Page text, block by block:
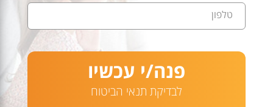
טלפון
פנה/י עכשיו
לבדיקת תנאי הביטוח